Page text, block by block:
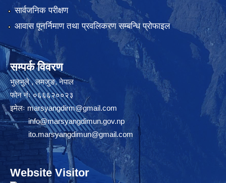
सार्वजनिक परीक्षण
आवास पूनर्निमाण तथा प्रवलिकरण सम्बन्धि प्रोफाइल
सम्पर्क विवरण
भुलभुले , लमजुङ, नेपाल
फोन नंः ०६६६२००२३
इमेलः marsyangdirm@gmail.com
info@marsyangdimun.gov.np
ito.marsyangdimun@gmail.com
Website Visitor